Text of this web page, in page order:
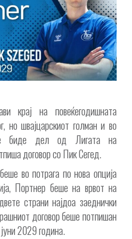
крај на повеќегодишната
но швајцарскиот голман и во
биде дел од Лигата на
договор со Пик Сегед.
во потрага по нова опција
Портнер беше на врвот на
страни најдоа заеднички
договор беше потпишан
2029 година.